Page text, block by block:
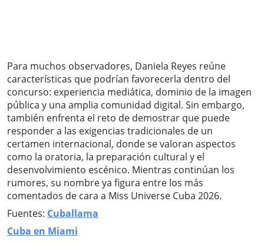
Para muchos observadores, Daniela Reyes reúne
características que podrían favorecerla dentro del
concurso: experiencia mediática, dominio de la imagen
pública y una amplia comunidad digital. Sin embargo,
también enfrenta el reto de demostrar que puede
responder a las exigencias tradicionales de un
certamen internacional, donde se valoran aspectos
como la oratoria, la preparación cultural y el
desenvolvimiento escénico. Mientras continúan los
rumores, su nombre ya figura entre los más
comentados de cara a Miss Universe Cuba 2026.
Fuentes: Cuballama
Cuba en Miami